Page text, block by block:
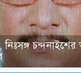
নিঃসঙ্গ